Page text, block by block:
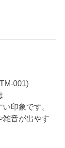
001)
印象です。
音が出やす